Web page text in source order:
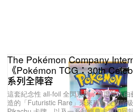
The Pokémon Company
《Pokémon TCG：30th
系列全陣容
這套紀念性 all-foil 全閃系列，首度加入
造的「Futuristic Rare」未來稀有視覺階